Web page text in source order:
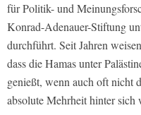
für Politik- und
Konrad-Adenauer-Stiftung
durchführt. Seit Jahren
dass die Hamas unter
genießt, wenn auch oft nicht
absolute Mehrheit hinter sich